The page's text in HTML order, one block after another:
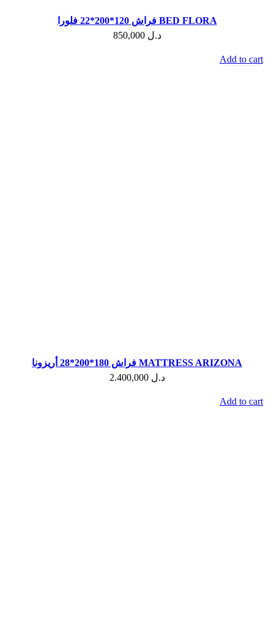
فراش 120*200*22 فلورا BED FLORA
د.ل 850,000
فراش 180*200*28 أريزونا MATTRESS ARIZONA
د.ل 2.400,000
Add to cart
Add to cart